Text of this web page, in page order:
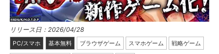
リリース日：2026/04/28
PC/スマホ 基本無料 ブラウザゲーム スマホゲーム 戦略ゲーム